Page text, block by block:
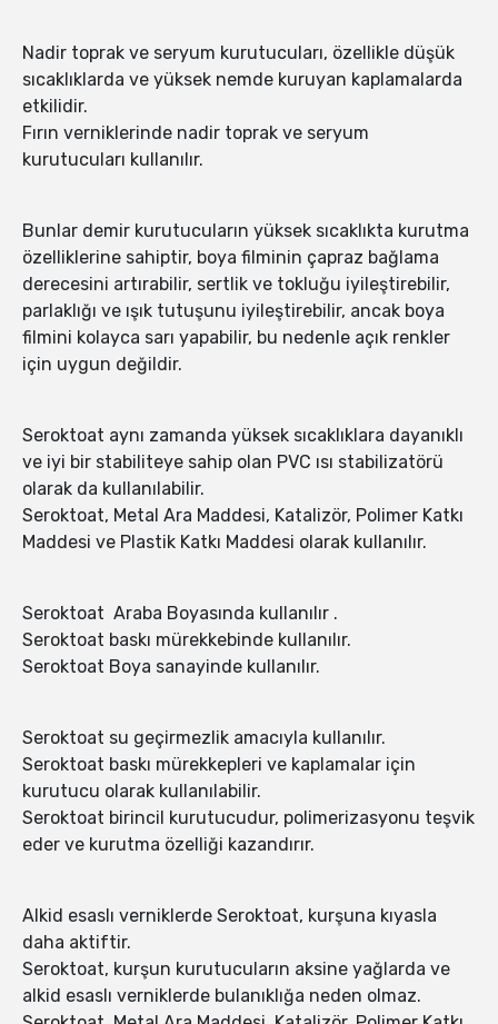
Nadir toprak ve seryum kurutucuları, özellikle düşük
sıcaklıklarda ve yüksek nemde kuruyan kaplamalarda
etkilidir.
Fırın verniklerinde nadir toprak ve seryum
kurutucuları kullanılır.
Bunlar demir kurutucuların yüksek sıcaklıkta kurutma
özelliklerine sahiptir, boya filminin çapraz bağlama
derecesini artırabilir, sertlik ve tokluğu iyileştirebilir,
parlaklığı ve ışık tutuşunu iyileştirebilir, ancak boya
filmini kolayca sarı yapabilir, bu nedenle açık renkler
için uygun değildir.
Seroktoat aynı zamanda yüksek sıcaklıklara dayanıklı
ve iyi bir stabiliteye sahip olan PVC ısı stabilizatörü
olarak da kullanılabilir.
Seroktoat, Metal Ara Maddesi, Katalizör, Polimer Katkı
Maddesi ve Plastik Katkı Maddesi olarak kullanılır.
Seroktoat Araba Boyasında kullanılır .
Seroktoat baskı mürekkebinde kullanılır.
Seroktoat Boya sanayinde kullanılır.
Seroktoat su geçirmezlik amacıyla kullanılır.
Seroktoat baskı mürekkepleri ve kaplamalar için
kurutucu olarak kullanılabilir.
Seroktoat birincil kurutucudur, polimerizasyonu teşvik
eder ve kurutma özelliği kazandırır.
Alkid esaslı verniklerde Seroktoat, kurşuna kıyasla
daha aktiftir.
Seroktoat, kurşun kurutucuların aksine yağlarda ve
alkid esaslı verniklerde bulanıklığa neden olmaz.